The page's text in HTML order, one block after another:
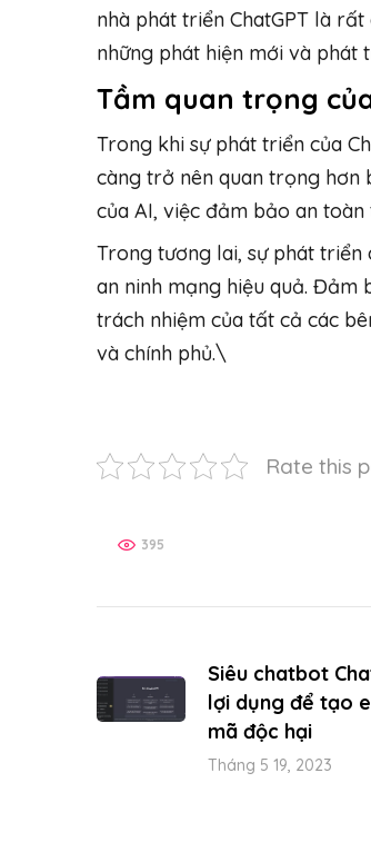
nhà phát triển ChatGPT là
những phát hiện mới và phát
Tầm quan trọng
Trong khi sự phát triển của
càng trở nên quan trọng hơn
của AI, việc đảm bảo an
Trong tương lai, sự phát triển
an ninh mạng hiệu quả. Đảm
trách nhiệm của tất cả các
và chính phủ.\
Rate this
395
Siêu chatbot
lợi dụng để tạo
mã độc hại
Tháng 5 19, 2023